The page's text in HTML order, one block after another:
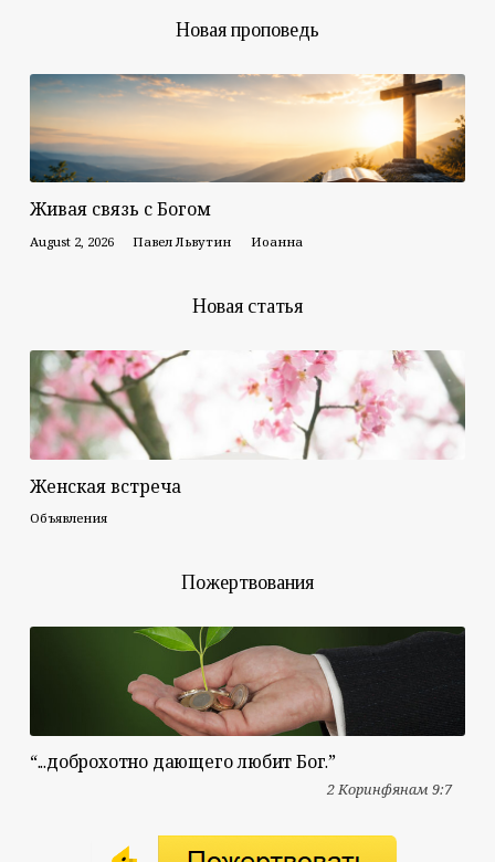
Новая проповедь
Живая связь с Богом
August 2, 2026 Павел Львутин Иоанна
Новая статья
Женская встреча
Объявления
Пожертвования
“...доброхотно дающего любит Бог.”
2 Коринфянам 9:7